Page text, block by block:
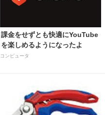
課金をせずとも快適にYouTube
を楽しめるようになったよ
コンピュータ